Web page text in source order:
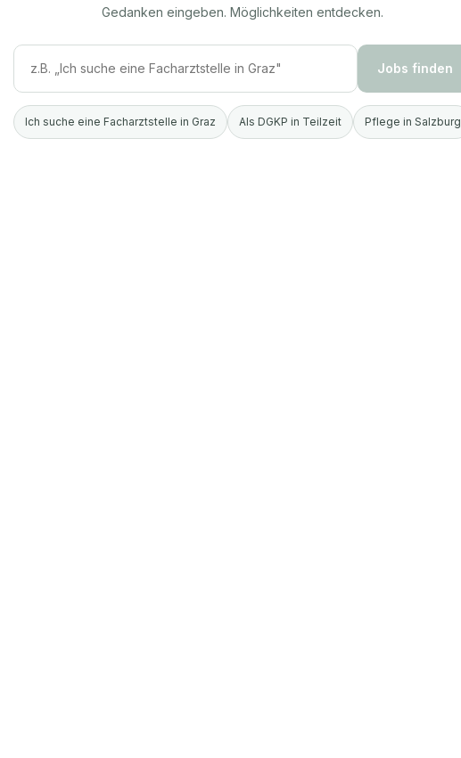
Gedanken eingeben. Möglichkeiten entdecken.
Jobs finden
Ich suche eine Facharztstelle in Graz Als DGKP in Teilzeit Pflege in Salzburg